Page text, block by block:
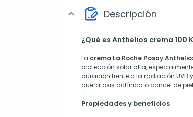
expand_more Descripción
¿Qué es Anthelios crema 100
La crema La Roche Posay
protección solar alta,
duración frente a la radiación UVB
queratosis actínica o cancel de
Propiedades y beneficios